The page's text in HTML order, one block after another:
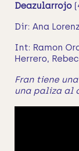
Deazularrojo
Dir: Ana Lorenz
Int: Ramon
Herrero,
Fran tiene
una paliza al